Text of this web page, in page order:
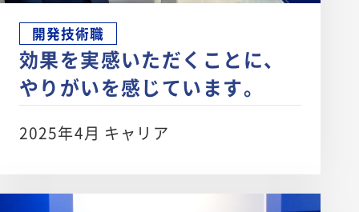
開発技術職
効果を実感いただくことに、
やりがいを感じています。
2025年4月 キャリア